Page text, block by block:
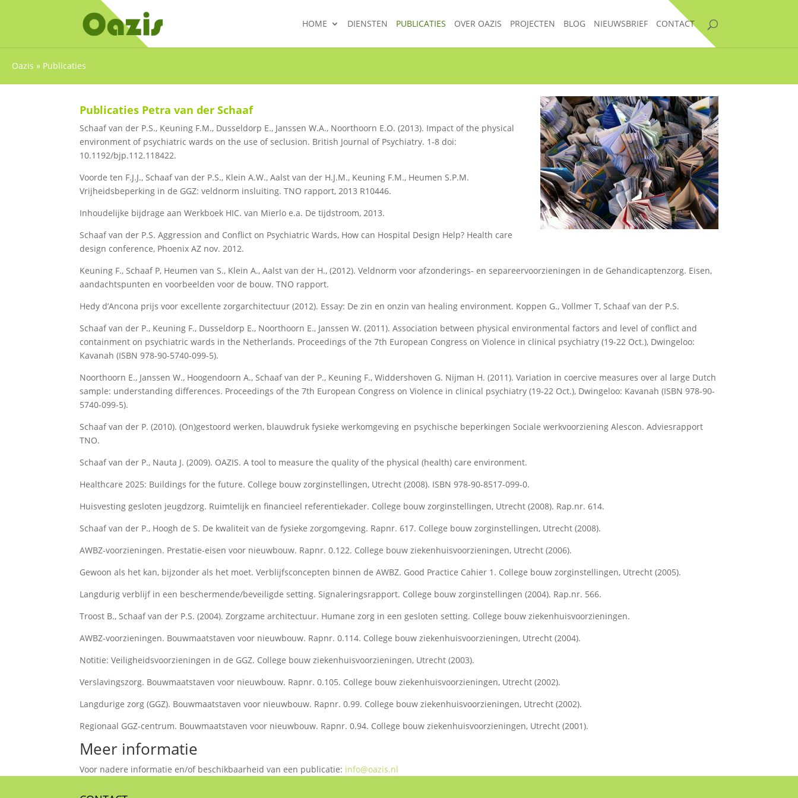
HOME DIENSTEN PUBLICATIES OVER OAZIS PROJECTEN BLOG NIEUWSBRIEF CONTACT
Oazis » Publicaties
Publicaties Petra van der Schaaf
Schaaf van der P.S., Keuning F.M., Dusseldorp E., Janssen W.A., Noorthoorn E.O. (2013). Impact of the physical
environment of psychiatric wards on the use of seclusion. British Journal of Psychiatry. 1-8 doi:
10.1192/bjp.112.118422.
Voorde ten F.J.J., Schaaf van der P.S., Klein A.W., Aalst van der H.J.M., Keuning F.M., Heumen S.P.M.
Vrijheidsbeperking in de GGZ: veldnorm insluiting. TNO rapport, 2013 R10446.
Inhoudelijke bijdrage aan Werkboek HIC. van Mierlo e.a. De tijdstroom, 2013.
Schaaf van der P.S. Aggression and Conflict on Psychiatric Wards, How can Hospital Design Help? Health care
design conference, Phoenix AZ nov. 2012.
Keuning F., Schaaf P, Heumen van S., Klein A., Aalst van der H., (2012). Veldnorm voor afzonderings- en separeervoorzieningen in de Gehandicaptenzorg. Eisen,
aandachtspunten en voorbeelden voor de bouw. TNO rapport.
Hedy d’Ancona prijs voor excellente zorgarchitectuur (2012). Essay: De zin en onzin van healing environment. Koppen G., Vollmer T, Schaaf van der P.S.
Schaaf van der P., Keuning F., Dusseldorp E., Noorthoorn E., Janssen W. (2011). Association between physical environmental factors and level of conflict and
containment on psychiatric wards in the Netherlands. Proceedings of the 7th European Congress on Violence in clinical psychiatry (19-22 Oct.), Dwingeloo:
Kavanah (ISBN 978-90-5740-099-5).
Noorthoorn E., Janssen W., Hoogendoorn A., Schaaf van der P., Keuning F., Widdershoven G. Nijman H. (2011). Variation in coercive measures over al large Dutch
sample: understanding differences. Proceedings of the 7th European Congress on Violence in clinical psychiatry (19-22 Oct.), Dwingeloo: Kavanah (ISBN 978-90-
5740-099-5).
Schaaf van der P. (2010). (On)gestoord werken, blauwdruk fysieke werkomgeving en psychische beperkingen Sociale werkvoorziening Alescon. Adviesrapport
TNO.
Schaaf van der P., Nauta J. (2009). OAZIS. A tool to measure the quality of the physical (health) care environment.
Healthcare 2025: Buildings for the future. College bouw zorginstellingen, Utrecht (2008). ISBN 978-90-8517-099-0.
Huisvesting gesloten jeugdzorg. Ruimtelijk en financieel referentiekader. College bouw zorginstellingen, Utrecht (2008). Rap.nr. 614.
Schaaf van der P., Hoogh de S. De kwaliteit van de fysieke zorgomgeving. Rapnr. 617. College bouw zorginstellingen, Utrecht (2008).
AWBZ-voorzieningen. Prestatie-eisen voor nieuwbouw. Rapnr. 0.122. College bouw ziekenhuisvoorzieningen, Utrecht (2006).
Gewoon als het kan, bijzonder als het moet. Verblijfsconcepten binnen de AWBZ. Good Practice Cahier 1. College bouw zorginstellingen, Utrecht (2005).
Langdurig verblijf in een beschermende/beveiligde setting. Signaleringsrapport. College bouw zorginstellingen (2004). Rap.nr. 566.
Troost B., Schaaf van der P.S. (2004). Zorgzame architectuur. Humane zorg in een gesloten setting. College bouw ziekenhuisvoorzieningen.
AWBZ-voorzieningen. Bouwmaatstaven voor nieuwbouw. Rapnr. 0.114. College bouw ziekenhuisvoorzieningen, Utrecht (2004).
Notitie: Veiligheidsvoorzieningen in de GGZ. College bouw ziekenhuisvoorzieningen, Utrecht (2003).
Verslavingszorg. Bouwmaatstaven voor nieuwbouw. Rapnr. 0.105. College bouw ziekenhuisvoorzieningen, Utrecht (2002).
Langdurige zorg (GGZ). Bouwmaatstaven voor nieuwbouw. Rapnr. 0.99. College bouw ziekenhuisvoorzieningen, Utrecht (2002).
Regionaal GGZ-centrum. Bouwmaatstaven voor nieuwbouw. Rapnr. 0.94. College bouw ziekenhuisvoorzieningen, Utrecht (2001).
Meer informatie
Voor nadere informatie en/of beschikbaarheid van een publicatie: info@oazis.nl